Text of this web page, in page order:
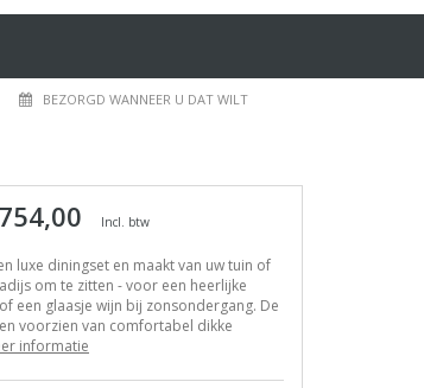
BEZORGD WANNEER U DAT WILT
Incl. btw
luxe diningset en maakt van uw tuin of
om te zitten - voor een heerlijke
een glaasje wijn bij zonsondergang. De
voorzien van comfortabel dikke
informatie